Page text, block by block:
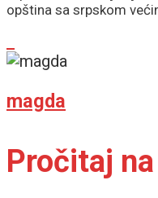
opština sa srpskom
magda
Pročitaj